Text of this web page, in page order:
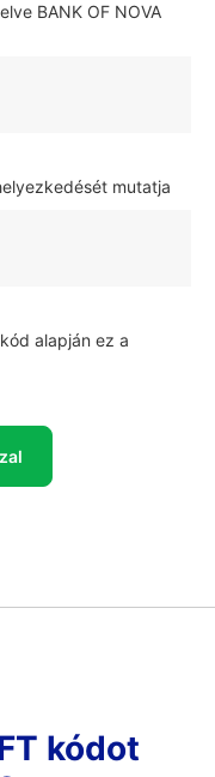
BANK OF NOVA
mutatja
alapján ez a
kódot